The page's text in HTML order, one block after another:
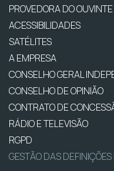
PROVEDORA DO OUVINTE
ACESSIBILIDADES
SATÉLITES
A EMPRESA
CONSELHO GERAL
CONSELHO DE OPINIÃO
CONTRATO DE
RÁDIO E TELEVISÃO
RGPD
GESTÃO DAS